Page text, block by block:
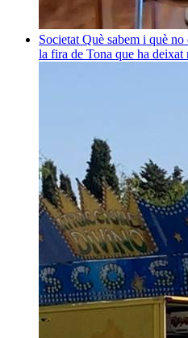
Societat Què sabem i què
la fira de Tona que ha deixat